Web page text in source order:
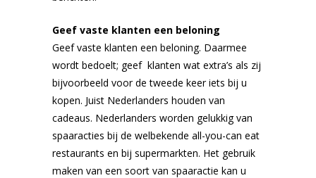
Geef vaste klanten een beloning
Geef vaste klanten een beloning. Daarmee
wordt bedoelt; geef klanten wat extra’s als zij
bijvoorbeeld voor de tweede keer iets bij u
kopen. Juist Nederlanders houden van
cadeaus. Nederlanders worden gelukkig van
spaaracties bij de welbekende all-you-can eat
restaurants en bij supermarkten. Het gebruik
maken van een soort van spaaractie kan u